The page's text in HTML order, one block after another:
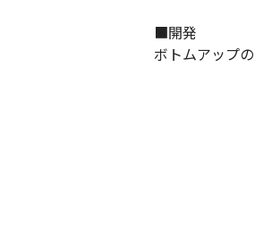
■開発
ボトムアップ